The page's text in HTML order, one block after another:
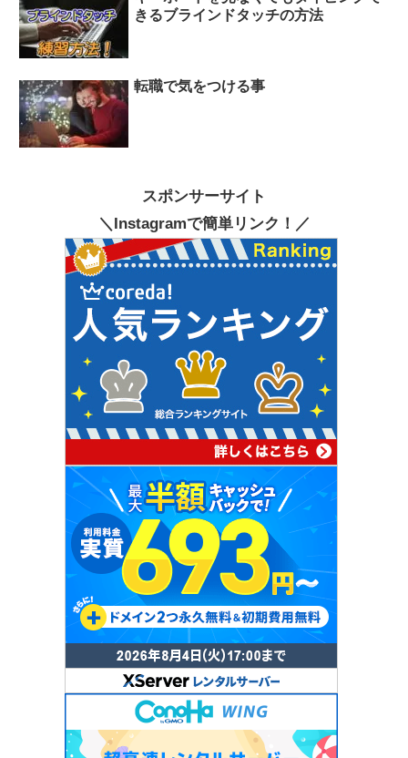
きるブラインドタッチの方法
転職で気をつける事
スポンサーサイト
＼Instagramで簡単リンク！／